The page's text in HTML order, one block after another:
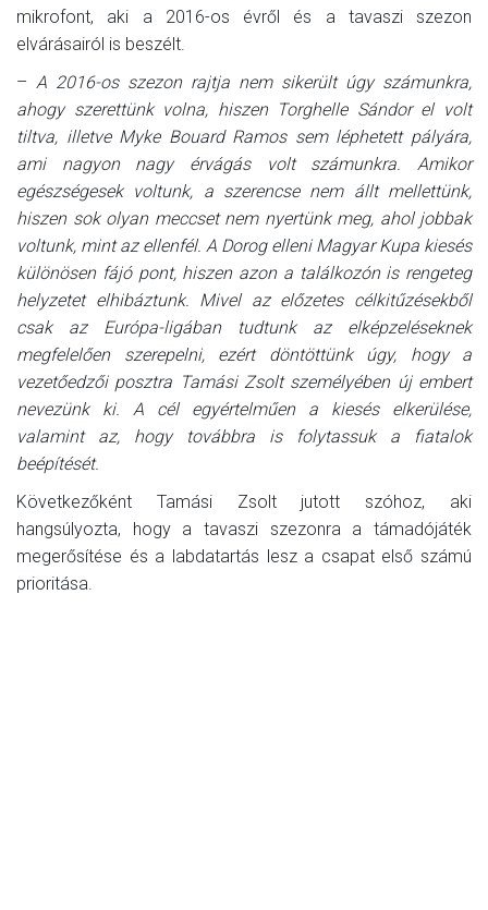
mikrofont, aki a 2016-os évről és a tavaszi szezon
elvárásairól is beszélt.
– A 2016-os szezon rajtja nem sikerült úgy számunkra,
ahogy szerettünk volna, hiszen Torghelle Sándor el volt
tiltva, illetve Myke Bouard Ramos sem léphetett pályára,
ami nagyon nagy érvágás volt számunkra. Amikor
egészségesek voltunk, a szerencse nem állt mellettünk,
hiszen sok olyan meccset nem nyertünk meg, ahol jobbak
voltunk, mint az ellenfél. A Dorog elleni Magyar Kupa kiesés
különösen fájó pont, hiszen azon a találkozón is rengeteg
helyzetet elhibáztunk. Mivel az előzetes célkitűzésekből
csak az Európa-ligában tudtunk az elképzeléseknek
megfelelően szerepelni, ezért döntöttünk úgy, hogy a
vezetőedzői posztra Tamási Zsolt személyében új embert
nevezünk ki. A cél egyértelműen a kiesés elkerülése,
valamint az, hogy továbbra is folytassuk a fiatalok
beépítését.
Következőként Tamási Zsolt jutott szóhoz, aki
hangsúlyozta, hogy a tavaszi szezonra a támadójáték
megerősítése és a labdatartás lesz a csapat első számú
prioritása.